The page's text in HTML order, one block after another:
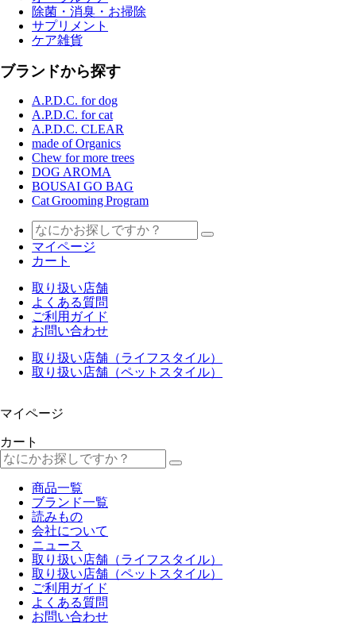
除菌・消臭・お掃除
サプリメント
ケア雑貨
ブランドから探す
A.P.D.C. for dog
A.P.D.C. for cat
A.P.D.C. CLEAR
made of Organics
Chew for more trees
DOG AROMA
BOUSAI GO BAG
Cat Grooming Program
マイページ
カート
取り扱い店舗
よくある質問
ご利用ガイド
お問い合わせ
取り扱い店舗（ライフスタイル）
取り扱い店舗（ペットスタイル）
マイページ
カート
商品一覧
ブランド一覧
読みもの
会社について
ニュース
取り扱い店舗（ライフスタイル）
取り扱い店舗（ペットスタイル）
ご利用ガイド
よくある質問
お問い合わせ